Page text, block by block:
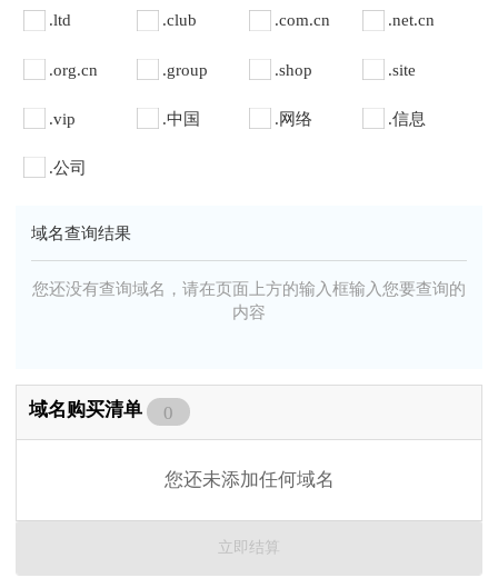
.ltd .club .com.cn .net.cn
.org.cn .group .shop .site
.vip .中国 .网络 .信息
.公司
域名查询结果
您还没有查询域名，请在页面上方的输入框输入您要查询的
内容
域名购买清单 0
您还未添加任何域名
立即结算